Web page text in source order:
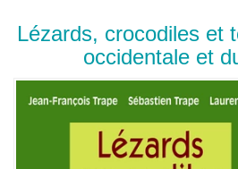
Lézards, crocodiles et
occidentale et